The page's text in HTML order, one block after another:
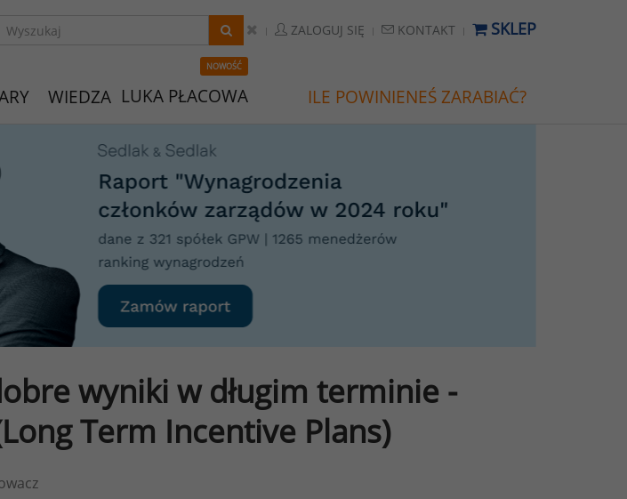
ZALOGUJ SIĘ KONTAKT SKLEP
WIEDZA
NOWOŚĆ
LUKA PŁACOWA ILE POWINIENEŚ ZARABIAĆ?
wyniki w długim terminie -
Term Incentive Plans)